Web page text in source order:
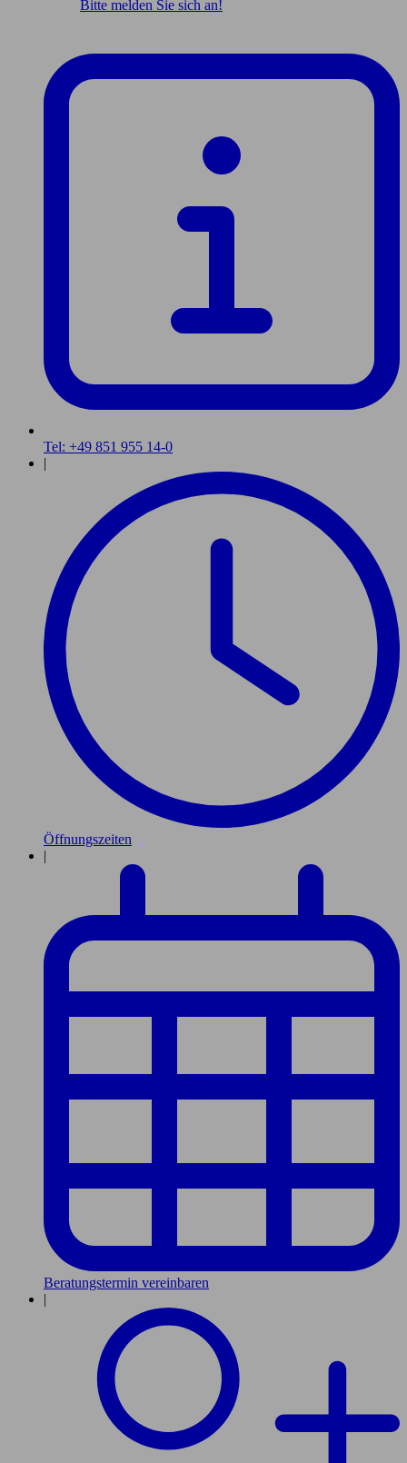
Bitte melden Sie sich an!
Tel: +49 851 955 14-0
|
Öffnungszeiten
|
Beratungstermin vereinbaren
|